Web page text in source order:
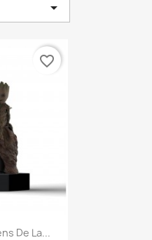

De La...
favorite_border